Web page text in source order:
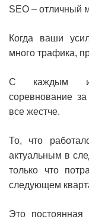
SEO – отличный
Когда ваши
много трафика,
С каждым
соревнование
все жестче.
То, что
актуальным в
только что
следующем
Это